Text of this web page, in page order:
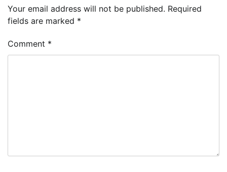
Your email address will not be published. Required
fields are marked *
Comment *